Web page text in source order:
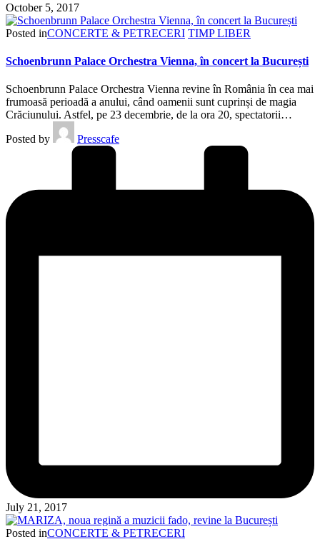
October 5, 2017
Posted inCONCERTE & PETRECERI TIMP LIBER
Schoenbrunn Palace Orchestra Vienna, în concert la București
Schoenbrunn Palace Orchestra Vienna revine în România în cea mai
frumoasă perioadă a anului, când oamenii sunt cuprinși de magia
Crăciunului. Astfel, pe 23 decembrie, de la ora 20, spectatorii…
Posted by
Presscafe
July 21, 2017
Posted inCONCERTE & PETRECERI